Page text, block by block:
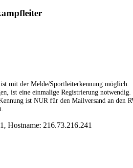
mit der Melde/Sportleiterkennung möglich.
ist eine einmalige Registrierung notwendig.
ist NUR für den Mailversand an den
Hostname: 216.73.216.241